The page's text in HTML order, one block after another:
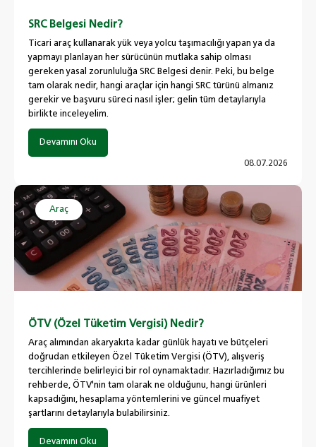
SRC Belgesi Nedir?
Ticari araç kullanarak yük veya yolcu taşımacılığı yapan ya da
yapmayı planlayan her sürücünün mutlaka sahip olması
gereken yasal zorunluluğa SRC Belgesi denir. Peki, bu belge
tam olarak nedir, hangi araçlar için hangi SRC türünü almanız
gerekir ve başvuru süreci nasıl işler; gelin tüm detaylarıyla
birlikte inceleyelim.
Devamını Oku
08.07.2026
Araç
ÖTV (Özel Tüketim Vergisi) Nedir?
Araç alımından akaryakıta kadar günlük hayatı ve bütçeleri
doğrudan etkileyen Özel Tüketim Vergisi (ÖTV), alışveriş
tercihlerinde belirleyici bir rol oynamaktadır. Hazırladığımız bu
rehberde, ÖTV'nin tam olarak ne olduğunu, hangi ürünleri
kapsadığını, hesaplama yöntemlerini ve güncel muafiyet
şartlarını detaylarıyla bulabilirsiniz.
Devamını Oku